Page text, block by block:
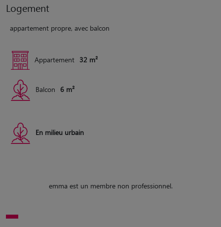
Logement
appartement propre, avec balcon
Appartement 32 m²
Balcon 6 m²
En milieu urbain
emma est un membre non professionnel.